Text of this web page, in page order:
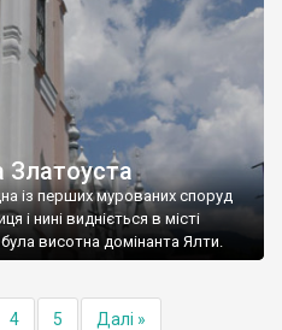
Златоуста
із перших мурованих споруд
і нині видніється в місті
висотна домінанта Ялти.
4 5 Далі »